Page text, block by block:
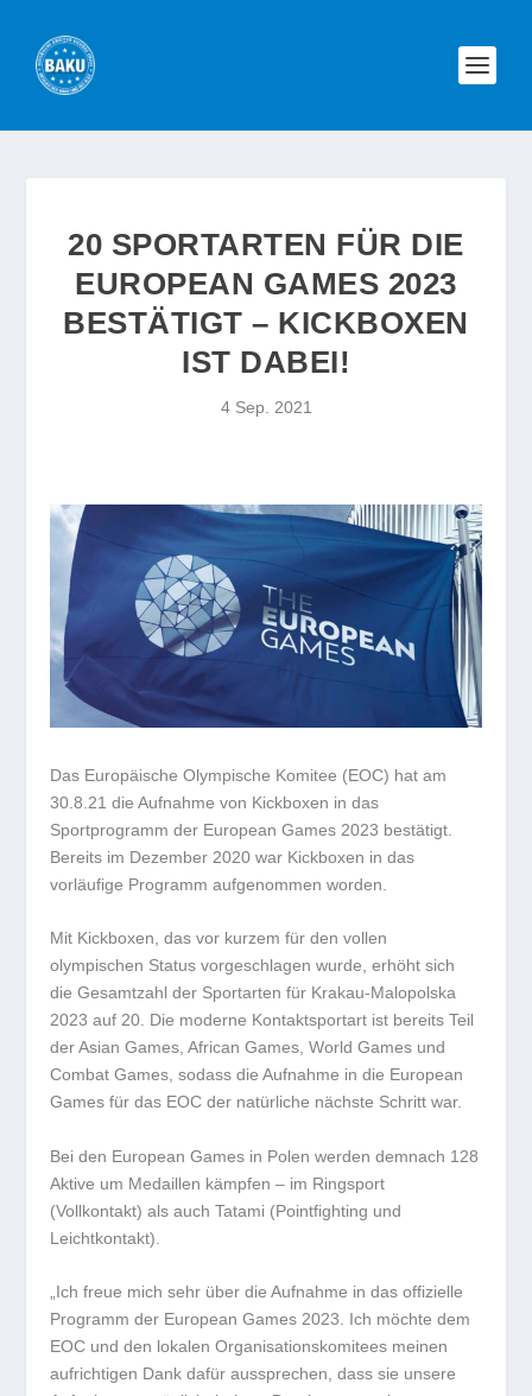
20 SPORTARTEN FÜR DIE
EUROPEAN GAMES 2023
BESTÄTIGT – KICKBOXEN
IST DABEI!
4 Sep. 2021
Das Europäische Olympische Komitee (EOC) hat am
30.8.21 die Aufnahme von Kickboxen in das
Sportprogramm der European Games 2023 bestätigt.
Bereits im Dezember 2020 war Kickboxen in das
vorläufige Programm aufgenommen worden.
Mit Kickboxen, das vor kurzem für den vollen
olympischen Status vorgeschlagen wurde, erhöht sich
die Gesamtzahl der Sportarten für Krakau-Malopolska
2023 auf 20. Die moderne Kontaktsportart ist bereits Teil
der Asian Games, African Games, World Games und
Combat Games, sodass die Aufnahme in die European
Games für das EOC der natürliche nächste Schritt war.
Bei den European Games in Polen werden demnach 128
Aktive um Medaillen kämpfen – im Ringsport
(Vollkontakt) als auch Tatami (Pointfighting und
Leichtkontakt).
„Ich freue mich sehr über die Aufnahme in das offizielle
Programm der European Games 2023. Ich möchte dem
EOC und den lokalen Organisationskomitees meinen
aufrichtigen Dank dafür aussprechen, dass sie unsere